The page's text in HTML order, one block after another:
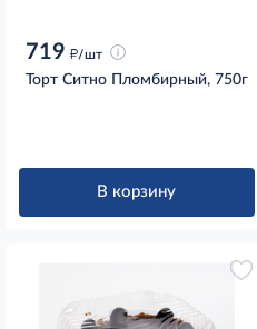
719 д/шт
Торт Ситно Пломбирный, 750г
В корзину